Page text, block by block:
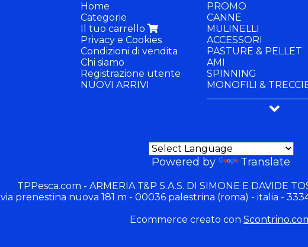
Home
Categorie
Il tuo carrello
Privacy e Cookies
Condizioni di vendita
Chi siamo
Registrazione utente
NUOVI ARRIVI
PROMO
CANNE
MULINELLI
ACCESSORI
PASTURE & PELLET
AMI
SPINNING
MONOFILI &
PANCHETTI & SEDIE
BUFFETTERIA &
Powered by Translate
TPPesca.com - ARMERIA T&P S.A.S. DI SIMONE E DAVIDE
via prenestina nuova 181 m - 00036 palestrina (roma) - italia -
Ecommerce creato con